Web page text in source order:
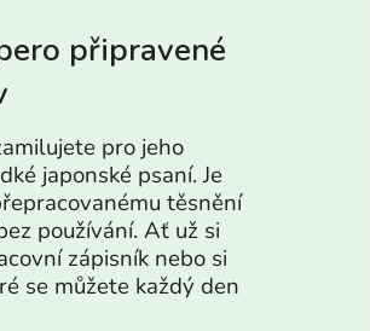
připravené
pro jeho
japonské psaní. Je
těsnění
používání. Ať už si
zápisník nebo si
se můžete každý den